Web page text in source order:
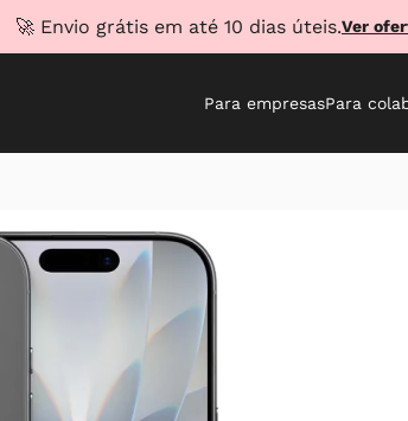
🚀 Envio grátis em até 10 dias úteis.Ver
Para empresasPara